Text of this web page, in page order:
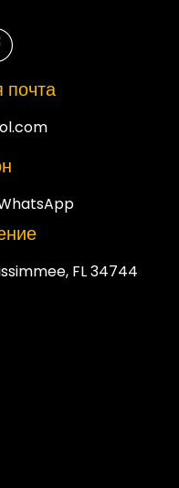
почта
FL 34744